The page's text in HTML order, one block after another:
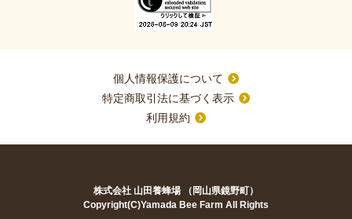
個人情報保護について
特定商取引法に基づく表示
利用規約
株式会社 山田養蜂場 （岡山県鏡野町）
Copyright(C)Yamada Bee Farm All Rights